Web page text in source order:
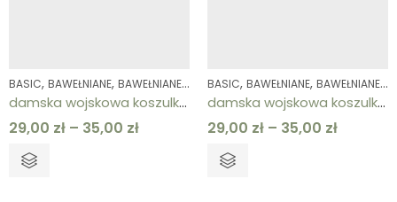
BASIC, BAWEŁNIANE, BAWEŁNIANE,KOLEKCJE, KOSZULKI,KOSZULKI,ODZIEŻ
damska wojskowa koszulka bawełniana piaskowa
29,00 zł – 35,00 zł
BASIC, BAWEŁNIANE, BAWEŁNIANE,
damska wojskowa koszulka bawełniana szara
29,00 zł – 35,00 zł